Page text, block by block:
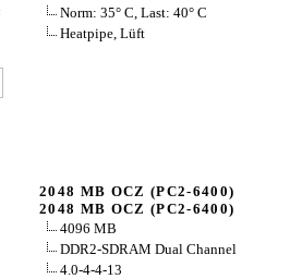
Norm: 35° C, Last: 40° C
Heatpipe, Lüft
2048 MB OCZ (PC2-6400)
2048 MB OCZ (PC2-6400)
4096 MB
DDR2-SDRAM Dual Channel
4.0-4-4-13